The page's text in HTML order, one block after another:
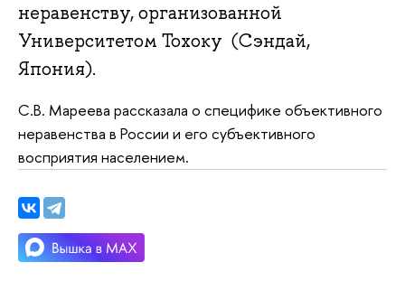
неравенству, организованной
Университетом Тохоку (Сэндай,
Япония).
С.В. Мареева рассказала о специфике объективного
неравенства в России и его субъективного
восприятия населением.